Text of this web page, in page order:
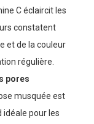
C éclaircit les
constatent
et de la couleur
régulière.
pores
musquée est
idéale pour les